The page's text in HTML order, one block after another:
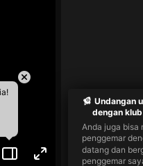
Undangan
dengan
Anda juga bisa
penggemar
datang dan
penggemar